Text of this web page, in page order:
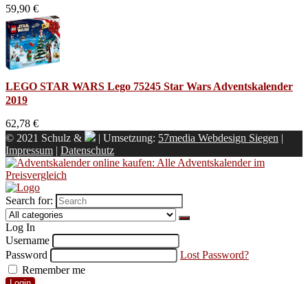
59,90 €
LEGO STAR WARS Lego 75245 Star Wars Adventskalender
2019
62,78 €
© 2021 Schulz &
| Umsetzung: 57media Webdesign Siegen |
Impressum | Datenschutz
Search for:
Log In
Username
Password
Lost Password?
Remember me